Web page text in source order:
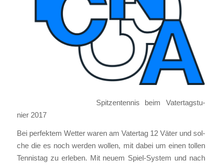
Spit­zen­ten­nis beim Vater­tags­tu­
nier 2017
Bei per­fek­tem Wet­ter waren am Vater­tag 12 Väter und sol­
che die es noch wer­den wol­len, mit dabei um einen tol­len
Ten­nis­tag zu erle­ben. Mit neu­em Spiel-Sys­tem und nach